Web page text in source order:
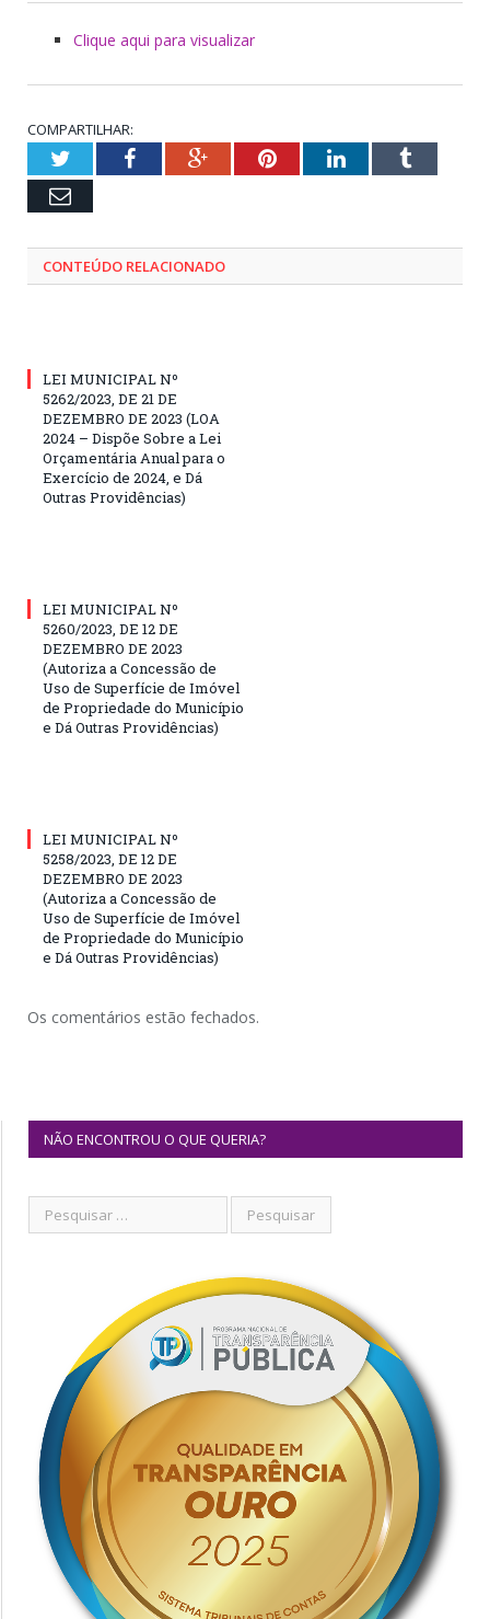
Clique aqui para visualizar
COMPARTILHAR:
TwitterFacebookGoogle+PinterestLinkedInTumblr
Email
CONTEÚDO RELACIONADO
LEI MUNICIPAL Nº
5262/2023, DE 21 DE
DEZEMBRO DE 2023 (LOA
2024 – Dispõe Sobre a Lei
Orçamentária Anual para o
Exercício de 2024, e Dá
Outras Providências)
LEI MUNICIPAL Nº
5260/2023, DE 12 DE
DEZEMBRO DE 2023
(Autoriza a Concessão de
Uso de Superfície de Imóvel
de Propriedade do Município
e Dá Outras Providências)
LEI MUNICIPAL Nº
5258/2023, DE 12 DE
DEZEMBRO DE 2023
(Autoriza a Concessão de
Uso de Superfície de Imóvel
de Propriedade do Município
e Dá Outras Providências)
Os comentários estão fechados.
NÃO ENCONTROU O QUE QUERIA?